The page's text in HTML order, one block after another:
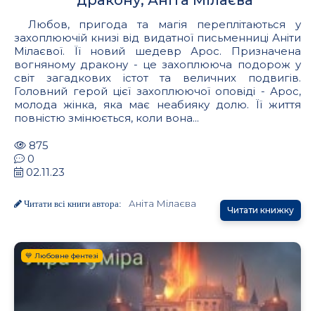
Любов, пригода та магія переплітаються у
захоплюючій книзі від видатної письменниці Аніти
Мілаєвої. Її новий шедевр Арос. Призначена
вогняному дракону - це захоплююча подорож у
світ загадкових істот та величних подвигів.
Головний герой цієї захоплюючої оповіді - Арос,
молода жінка, яка має неабияку долю. Її життя
повністю змінюється, коли вона...
875
0
02.11.23
Читати всі книги автора: Аніта Мілаєва
Читати книжку
💙 Любовне фентезі